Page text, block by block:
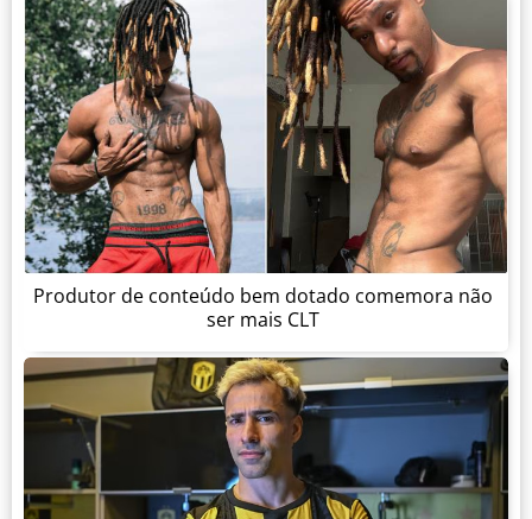
Produtor de conteúdo bem dotado comemora não
ser mais CLT